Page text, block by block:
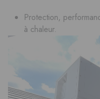
Protection,
à chaleur.